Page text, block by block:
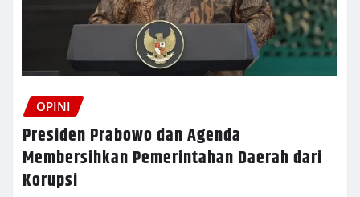
OPINI
Presiden Prabowo dan Agenda
Membersihkan Pemerintahan Daerah dari
Korupsi